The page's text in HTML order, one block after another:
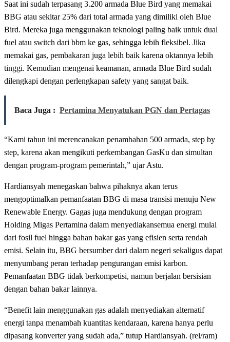
Saat ini sudah terpasang 3.200 armada Blue Bird yang memakai
BBG atau sekitar 25% dari total armada yang dimiliki oleh Blue
Bird. Mereka juga menggunakan teknologi paling baik untuk dual
fuel atau switch dari bbm ke gas, sehingga lebih fleksibel. Jika
memakai gas, pembakaran juga lebih baik karena oktannya lebih
tinggi. Kemudian mengenai keamanan, armada Blue Bird sudah
dilengkapi dengan perlengkapan safety yang sangat baik.
Baca Juga : Pertamina Menyatukan PGN dan Pertagas
“Kami tahun ini merencanakan penambahan 500 armada, step by
step, karena akan mengikuti perkembangan GasKu dan simultan
dengan program-program pemerintah,” ujar Astu.
Hardiansyah menegaskan bahwa pihaknya akan terus
mengoptimalkan pemanfaatan BBG di masa transisi menuju New
Renewable Energy. Gagas juga mendukung dengan program
Holding Migas Pertamina dalam menyediakansemua energi mulai
dari fosil fuel hingga bahan bakar gas yang efisien serta rendah
emisi. Selain itu, BBG bersumber dari dalam negeri sekaligus dapat
menyumbang peran terhadap pengurangan emisi karbon.
Pemanfaatan BBG tidak berkompetisi, namun berjalan bersisian
dengan bahan bakar lainnya.
“Benefit lain menggunakan gas adalah menyediakan alternatif
energi tanpa menambah kuantitas kendaraan, karena hanya perlu
dipasang konverter yang sudah ada,” tutup Hardiansyah. (rel/ram)